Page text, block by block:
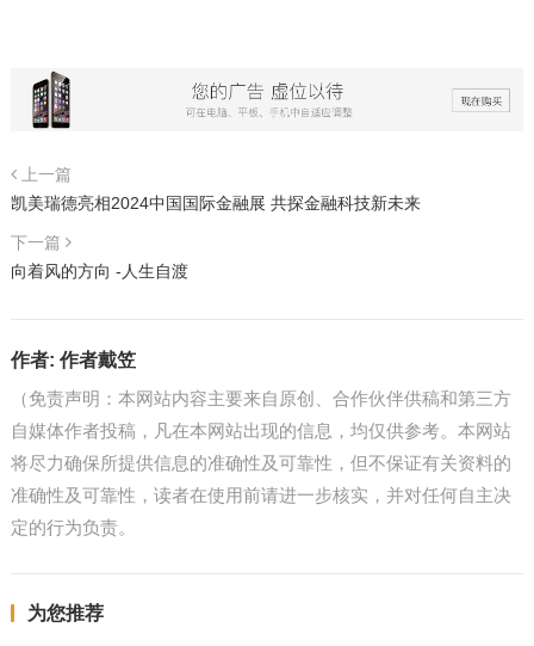
上一篇
凯美瑞德亮相2024中国国际金融展 共探金融科技新未来
下一篇
向着风的方向 -人生自渡
作者: 作者戴笠
（免责声明：本网站内容主要来自原创、合作伙伴供稿和第三方
自媒体作者投稿，凡在本网站出现的信息，均仅供参考。本网站
将尽力确保所提供信息的准确性及可靠性，但不保证有关资料的
准确性及可靠性，读者在使用前请进一步核实，并对任何自主决
定的行为负责。
为您推荐